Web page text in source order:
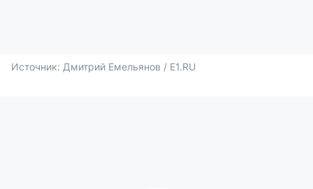
Источник: Дмитрий Емельянов / E1.RU